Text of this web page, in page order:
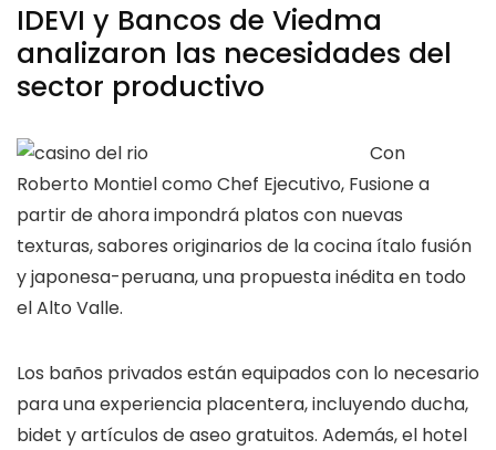
IDEVI y Bancos de Viedma
analizaron las necesidades del
sector productivo
Con
Roberto Montiel como Chef Ejecutivo, Fusione a
partir de ahora impondrá platos con nuevas
texturas, sabores originarios de la cocina ítalo fusión
y japonesa-peruana, una propuesta inédita en todo
el Alto Valle.
Los baños privados están equipados con lo necesario
para una experiencia placentera, incluyendo ducha,
bidet y artículos de aseo gratuitos. Además, el hotel